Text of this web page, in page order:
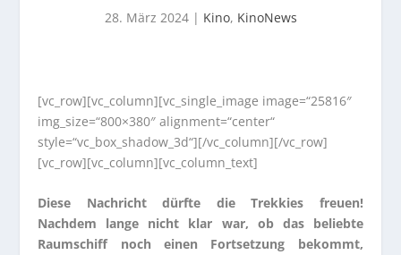
28. März 2024| Kino, KinoNews
[vc_row][vc_column][vc_single_image image=“25816″
img_size=“800×380″ alignment=“center“
style=“vc_box_shadow_3d“][/vc_column][/vc_row]
[vc_row][vc_column][vc_column_text]
Diese Nachricht dürfte die Trekkies freuen!
Nachdem lange nicht klar war, ob das beliebte
Raumschiff noch einen Fortsetzung bekommt,